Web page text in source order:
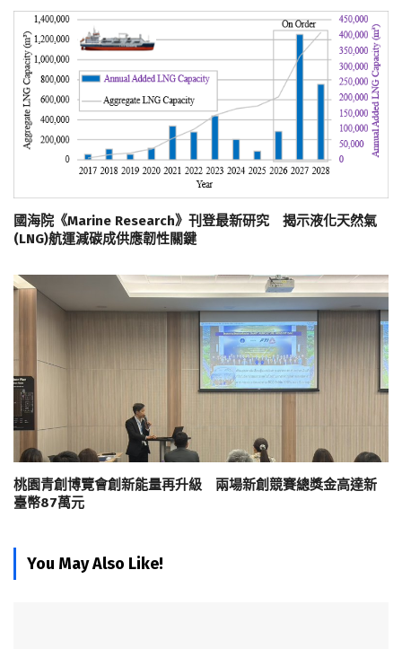
國海院《Marine Research》刊登最新研究 揭示液化天然氣
(LNG)航運減碳成供應韌性關鍵
桃園青創博覽會創新能量再升級 兩場新創競賽總獎金高達新
臺幣87萬元
You May Also Like!